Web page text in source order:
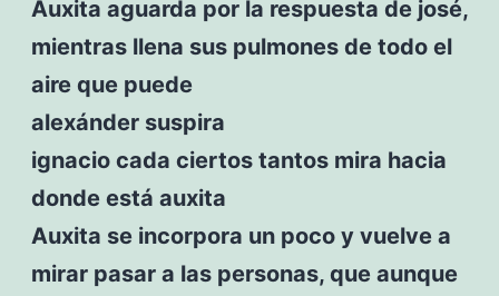
Auxita aguarda por la respuesta de josé,
mientras llena sus pulmones de todo el
aire que puede
alexánder suspira
ignacio cada ciertos tantos mira hacia
donde está auxita
Auxita se incorpora un poco y vuelve a
mirar pasar a las personas, que aunque